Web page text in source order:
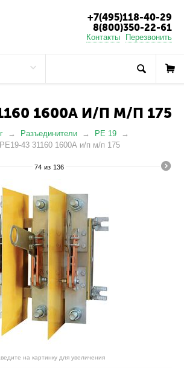
+7(495)118-40-29
8(800)350-22-61
Контакты Перезвонить
1600А И/П М/П 175
Разъединители
РЕ 19
РЕ19-43 31160 1600А и/п м/п 175
74 из 136
на картинку для увеличения